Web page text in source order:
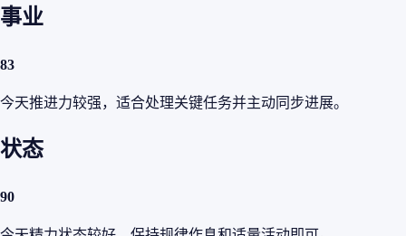
事业
83
今天推进力较强，适合处理关键任务并主动同步进展。
状态
90